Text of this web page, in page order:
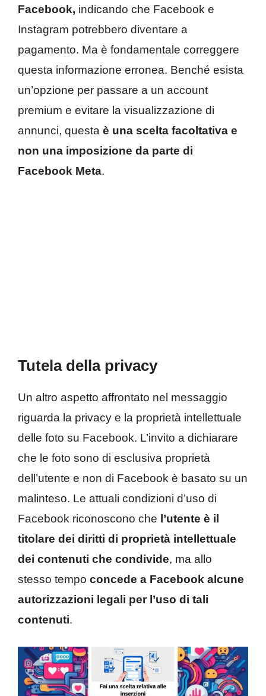
Facebook, indicando che Facebook e
Instagram potrebbero diventare a
pagamento. Ma è fondamentale correggere
questa informazione erronea. Benché esista
un’opzione per passare a un account
premium e evitare la visualizzazione di
annunci, questa è una scelta facoltativa e
non una imposizione da parte di
Facebook Meta.
Tutela della privacy
Un altro aspetto affrontato nel messaggio
riguarda la privacy e la proprietà intellettuale
delle foto su Facebook. L’invito a dichiarare
che le foto sono di esclusiva proprietà
dell’utente e non di Facebook è basato su un
malinteso. Le attuali condizioni d’uso di
Facebook riconoscono che l’utente è il
titolare dei diritti di proprietà intellettuale
dei contenuti che condivide, ma allo
stesso tempo concede a Facebook alcune
autorizzazioni legali per l’uso di tali
contenuti.